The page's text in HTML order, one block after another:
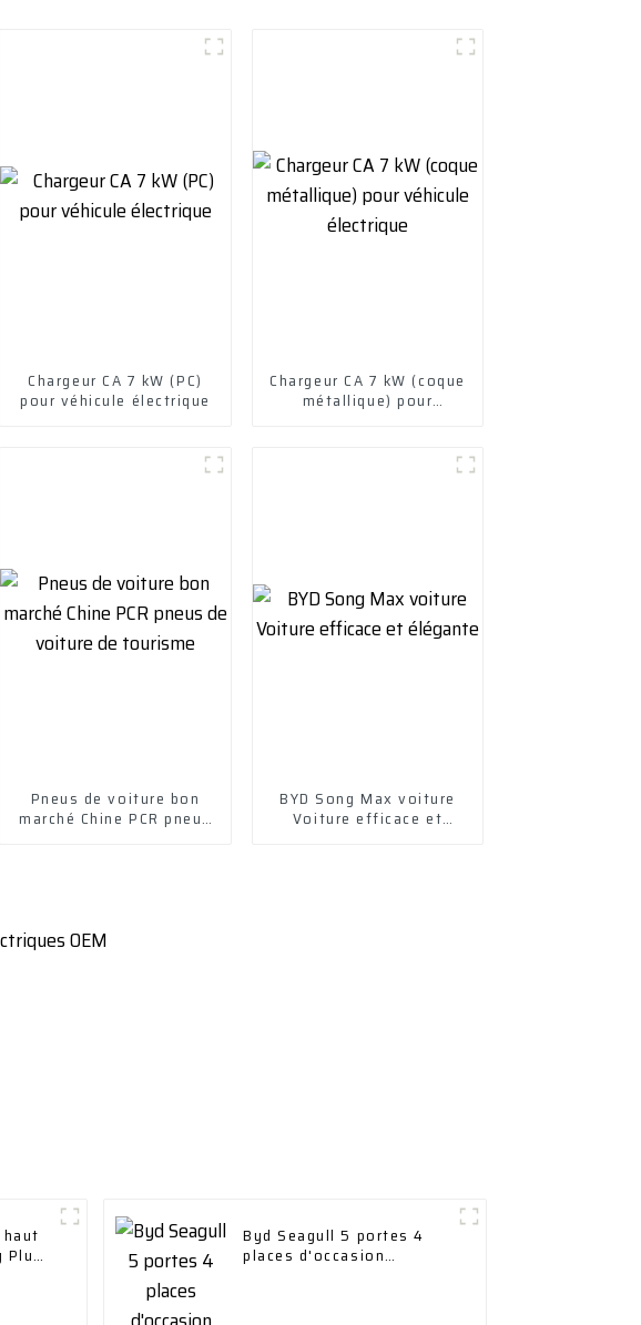
Chargeur CA 7 kW (PC)
pour véhicule électrique
Chargeur CA 7 kW (coque
métallique) pour
Pneus de voiture bon
marché Chine PCR pneus
BYD Song Max voiture
Voiture efficace et
Plus
Byd Seagull 5 portes 4
places d'occasion